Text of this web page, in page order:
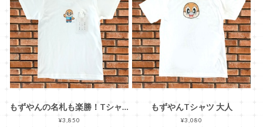
もずやんの名札も楽勝！Tシャツ
¥3,850
もずやんTシャツ 大人
¥3,080